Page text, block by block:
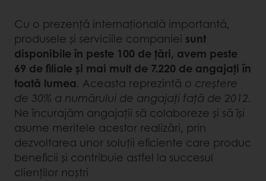
Cu o prezență internațională importantă,
produsele și serviciile companiei sunt
disponibile în peste 100 de țări, avem peste
69 de filiale și mai mult de 7.220 de angajați în
toată lumea. Aceasta reprezintă o creștere
de 30% a numărului de angajați față de 2012.
Ne încurajăm angajații să colaboreze și să își
asume meritele acestor realizări, prin
dezvoltarea unor soluții eficiente care produc
beneficii și contribuie astfel la succesul
clienților noștri